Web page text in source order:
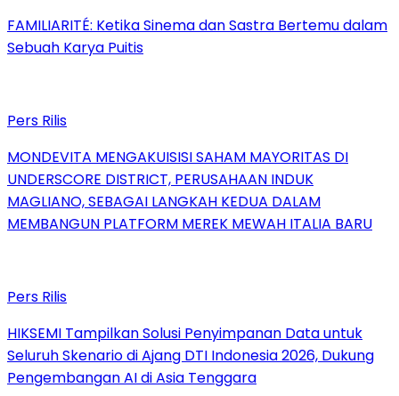
FAMILIARITÉ: Ketika Sinema dan Sastra Bertemu dalam
Sebuah Karya Puitis
Pers Rilis
MONDEVITA MENGAKUISISI SAHAM MAYORITAS DI
UNDERSCORE DISTRICT, PERUSAHAAN INDUK
MAGLIANO, SEBAGAI LANGKAH KEDUA DALAM
MEMBANGUN PLATFORM MEREK MEWAH ITALIA BARU
Pers Rilis
HIKSEMI Tampilkan Solusi Penyimpanan Data untuk
Seluruh Skenario di Ajang DTI Indonesia 2026, Dukung
Pengembangan AI di Asia Tenggara